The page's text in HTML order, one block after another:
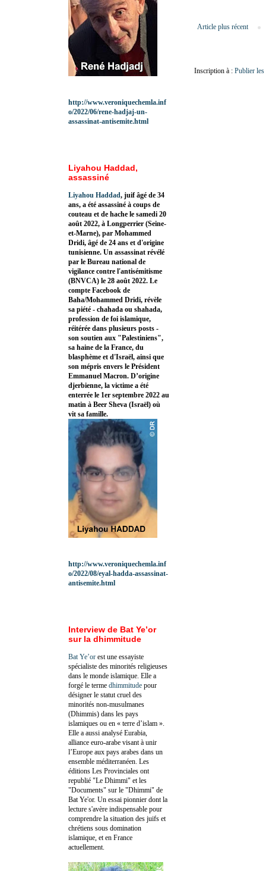
Article plus récent
Inscription à : Publier
http://www.veroniquechemla.inf
o/2022/06/rene-hadjaj-un-
assassinat-antisemite.html
Liyahou Haddad,
assassiné
Liyahou Haddad, juif âgé de 34
ans, a été assassiné à coups de
couteau et de hache le samedi 20
août 2022, à Longperrier (Seine-
et-Marne), par Mohammed
Dridi, âgé de 24 ans et d'origine
tunisienne. Un assassinat révélé
par le Bureau national de
vigilance contre l'antisémitisme
(BNVCA) le 28 août 2022. Le
compte Facebook de
Baha/Mohammed Dridi, révèle
sa piété - chahada ou shahada,
profession de foi islamique,
réitérée dans plusieurs posts -
son soutien aux "Palestiniens",
sa haine de la France, du
blasphème et d'Israël, ainsi que
son mépris envers le Président
Emmanuel Macron. D’origine
djerbienne, la victime a été
enterrée le 1er septembre 2022 au
matin à Beer Sheva (Israël) où
vit sa famille.
http://www.veroniquechemla.inf
o/2022/08/eyal-hadda-assassinat-
antisemite.html
Interview de Bat Ye’or
sur la dhimmitude
Bat Ye’or est une essayiste
spécialiste des minorités religieuses
dans le monde islamique. Elle a
forgé le terme dhimmitude pour
désigner le statut cruel des
minorités non-musulmanes
(Dhimmis) dans les pays
islamiques ou en « terre d’islam ».
Elle a aussi analysé Eurabia,
alliance euro-arabe visant à unir
l’Europe aux pays arabes dans un
ensemble méditerranéen. Les
éditions Les Provinciales ont
republié "Le Dhimmi" et les
"Documents" sur le "Dhimmi" de
Bat Ye'or. Un essai pionnier dont la
lecture s'avère indispensable pour
comprendre la situation des juifs et
chrétiens sous domination
islamique, et en France
actuellement.